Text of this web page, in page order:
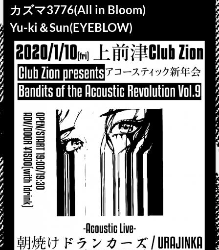
カズマ3776(All in Bloom)
Yu-ki＆Sun(EYEBLOW)